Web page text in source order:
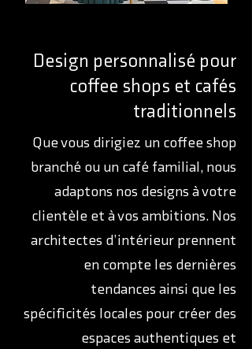
Design personnalisé pour
coffee shops et cafés
traditionnels
Que vous dirigiez un coffee shop
branché ou un café familial, nous
adaptons nos designs à votre
clientèle et à vos ambitions. Nos
architectes d’intérieur prennent
en compte les dernières
tendances ainsi que les
spécificités locales pour créer des
espaces authentiques et